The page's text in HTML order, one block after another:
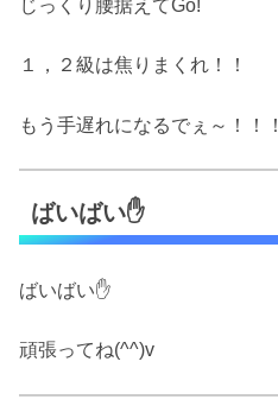
じっくり腰据えてGo!
１，２級は焦りまくれ！！
もう手遅れになるでぇ～！！！
ばいばい✋
ばいばい✋
頑張ってね(^^)v